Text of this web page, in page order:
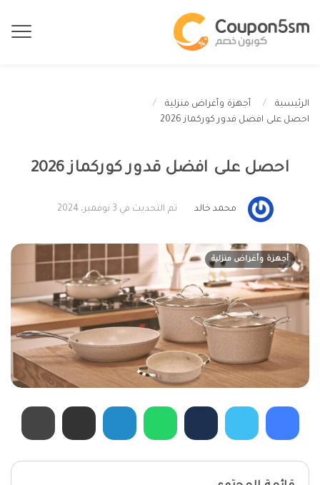
الرئيسية
أجهزة وأغراض منزلية
احصل على افضل قدور كوركماز 2026
احصل على افضل قدور كوركماز 2026
محمد خالد تم التحديث في 3 نوفمبر، 2024
أجهزة وأغراض منزلية